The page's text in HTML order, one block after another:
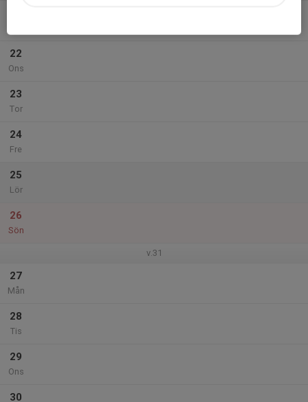
22
Ons
23
Tor
24
Fre
25
Lör
26
Sön
v.31
27
Mån
28
Tis
29
Ons
30